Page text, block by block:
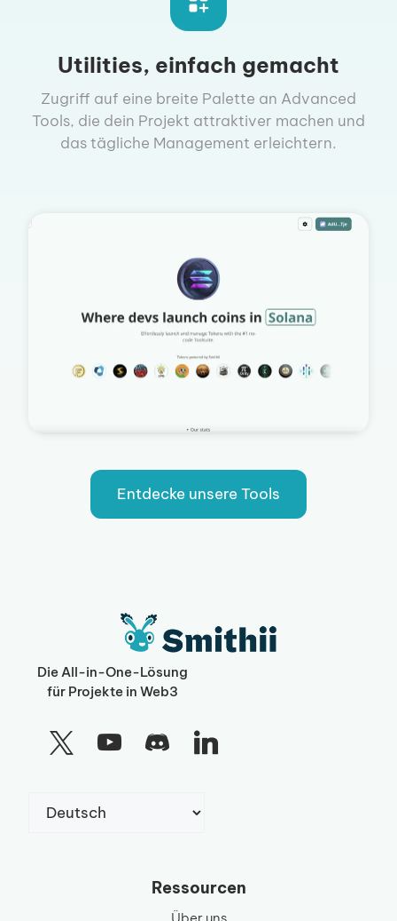
Utilities, einfach gemacht
Zugriff auf eine breite Palette an Advanced
Tools, die dein Projekt attraktiver machen und
das tägliche Management erleichtern.
Entdecke unsere Tools
Die All-in-One-Lösung
für Projekte in Web3
auswählen
Ressourcen